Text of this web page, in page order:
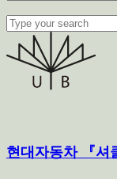
현대자동차 『셔